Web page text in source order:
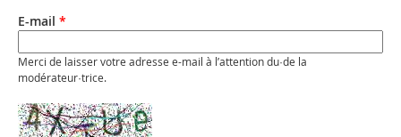
E-mail *
Merci de laisser votre adresse e-mail à l’attention du·de la
modérateur·trice.